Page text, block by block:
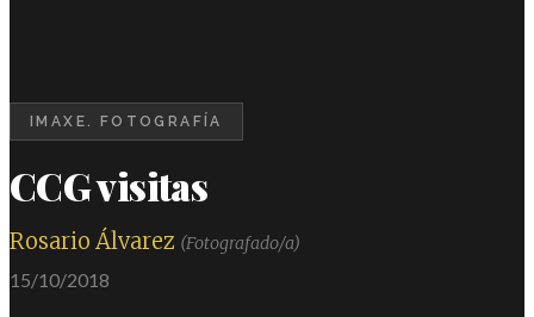
IMAXE. FOTOGRAFÍA
CCG visitas
Rosario Álvarez (Fotografado/a)
15/10/2018